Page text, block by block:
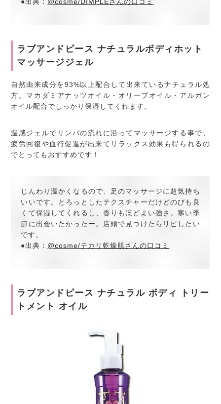
ラブアンドピース ナチュラルボディホット
マッサージジェル
自然由来成分を93%以上配合して出来ているナチュラル処
方。マカダミアナッツオイル・オリーブオイル・アルガン
オイル配合でしっかり保湿してくれます。
温感ジェルでリンパの流れに沿ってマッサージする事で、
疲労回復や血行促進が出来てリラックス効果も得られるの
でとってもおすすめです！
じんわり温かくなるので、足のマッサージに超気持ち
いいです。とろっとしたテクスチャーだけどのびも良
くて保湿してくれるし、香りもほどよい強さ。寒い季
節に出会いたかったー。店頭で見つけたらリピしたい
です。
●出典： @cosme/テカリ乾燥肌さんの口コミ
ラブアンドピース ナチュラル ボディ トリー
トメント オイル